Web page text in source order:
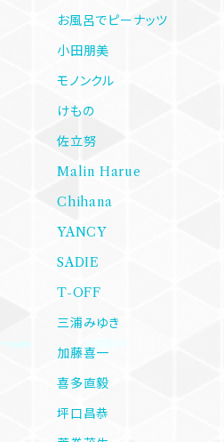
お風呂でピーナッツ
小田朋美
モノンクル
けもの
佐立努
Malin Harue
Chihana
YANCY
SADIE
T-OFF
三浦みゆき
加藤喜一
喜多直毅
坪口昌恭